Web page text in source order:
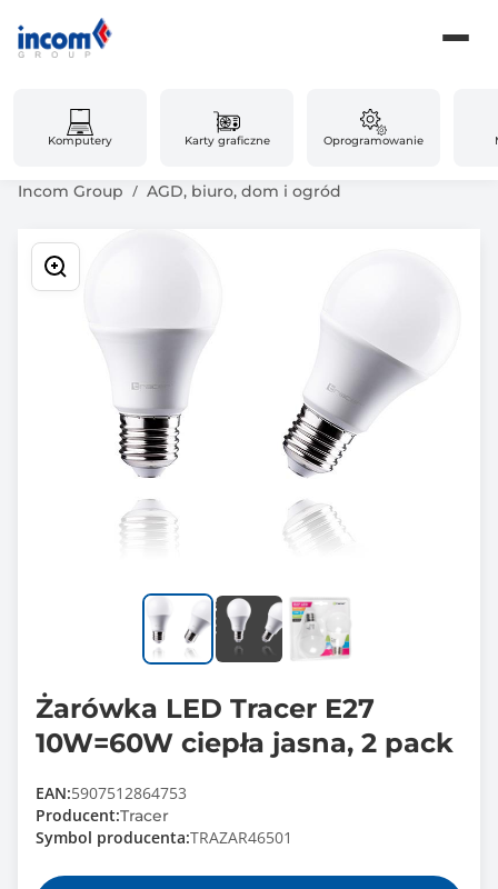
Komputery Karty graficzne Oprogramowanie
Incom Group AGD, biuro, dom i ogród
Żarówka LED Tracer E27
10W=60W ciepła jasna, 2 pack
EAN:5907512864753
Producent:Tracer
Symbol producenta:TRAZAR46501